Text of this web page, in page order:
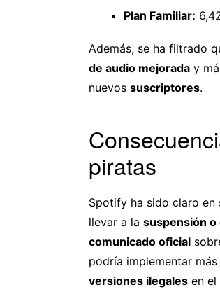
Plan Familiar:
Además, se ha filtrado
de audio mejorada y
nuevos suscriptores.
piratas
Spotify ha sido claro en
llevar a la suspensión o
comunicado oficial
podría implementar más
versiones ilegales en el